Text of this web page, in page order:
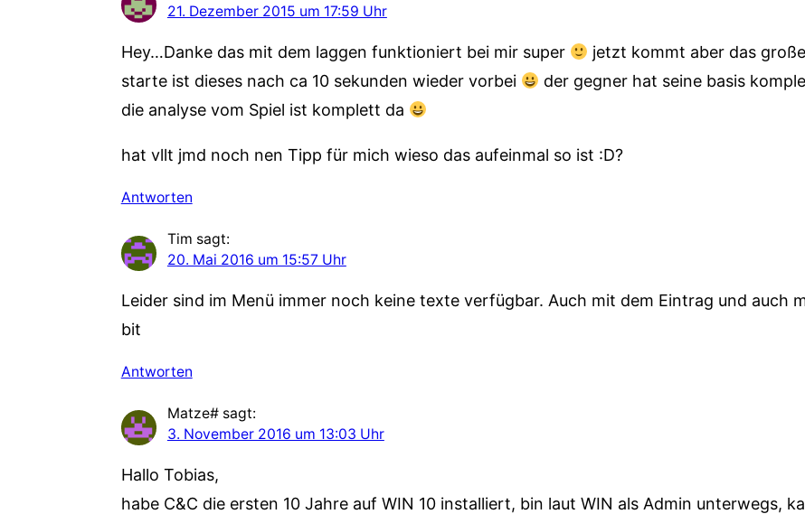
21. Dezember 2015 um 17:59 Uhr
Hey…Danke das mit dem laggen funktioniert bei mir super jetzt kommt aber das
starte ist dieses nach ca 10 sekunden wieder vorbei
der gegner hat seine basis
die analyse vom Spiel ist komplett da
hat vllt jmd noch nen Tipp für mich wieso das aufeinmal so ist :D?
Antworten
Tim sagt:
20. Mai 2016 um 15:57 Uhr
Leider sind im Menü immer noch keine texte verfügbar. Auch mit dem Eintrag und auch
bit
Antworten
Matze# sagt:
3. November 2016 um 13:03 Uhr
Hallo Tobias,
habe C&C die ersten 10 Jahre auf WIN 10 installiert, bin laut WIN als Admin unterwegs,